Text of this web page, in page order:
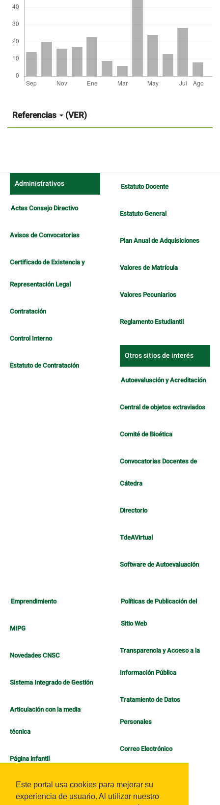
Este portal usa cookies para mejorar su
experiencia de usuario. Al utilizar nuestro
artículo
Referencias (VER)
Administrativos
Actas Consejo Directivo
Avisos de Convocatorias
Certificado de Existencia y
Representación Legal
Contratación
Control Interno
Estatuto de Contratación
Estatuto Docente
Estatuto General
Plan Anual de Adquisiciones
Valores de Matrícula
Valores Pecuniarios
Reglamento Estudiantil
Otros sitios de interés
Autoevaluación y Acreditación
Central de objetos extraviados
Comité de Bioética
Convocatorias Docentes de
Cátedra
Directorio
TdeAVirtual
Software de Autoevaluación
Emprendimiento
MIPG
Novedades CNSC
Sistema Integrado de Gestión
Articulación con la media
técnica
Página infantil
Políticas de Publicación del
Sitio Web
Transparencia y Acceso a la
Información Pública
Tratamiento de Datos
Personales
Correo Electrónico